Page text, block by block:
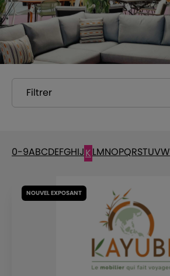
Filtrer
0-9ABCDEFGHIJKLMNOPQRSTUVW
NOUVEL EXPOSANT